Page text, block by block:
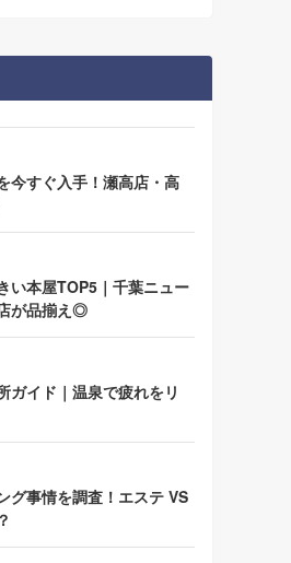
今すぐ入手！瀬高店・高
い本屋TOP5｜千葉ニュー
が品揃え◎
ガイド｜温泉で疲れをリ
グ事情を調査！エステ VS